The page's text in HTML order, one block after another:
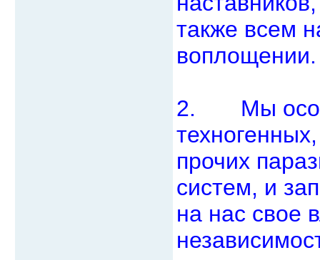
также всем
воплощении.
2. Мы
прочих
систем, и
на нас свое